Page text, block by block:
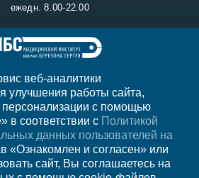
ежедн. 8.00-22.00
РегионЕреван
в социальных сетях
веб-аналитики
улучшения работы сайта,
персонализации с помощью
в соответствии с Политикой
данных пользователей на
«Ознакомлен и согласен» или
сайт, Вы соглашаетесь на